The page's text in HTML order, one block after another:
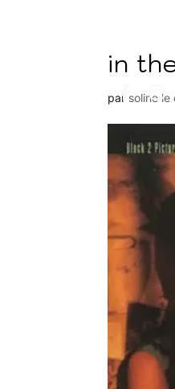
in
par soline le